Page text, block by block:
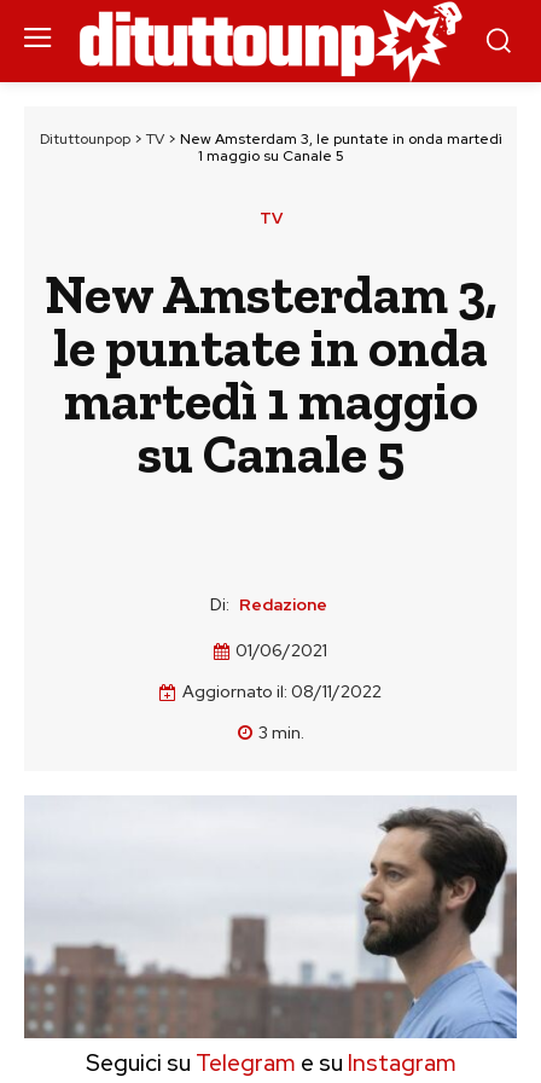
Dituttounpop> TV> New Amsterdam 3, le puntate in onda martedì
1 maggio su Canale 5
TV
New Amsterdam 3,
le puntate in onda
martedì 1 maggio
su Canale 5
Di: Redazione
01/06/2021
Aggiornato il: 08/11/2022
3 min.
Seguici su Telegram e su Instagram